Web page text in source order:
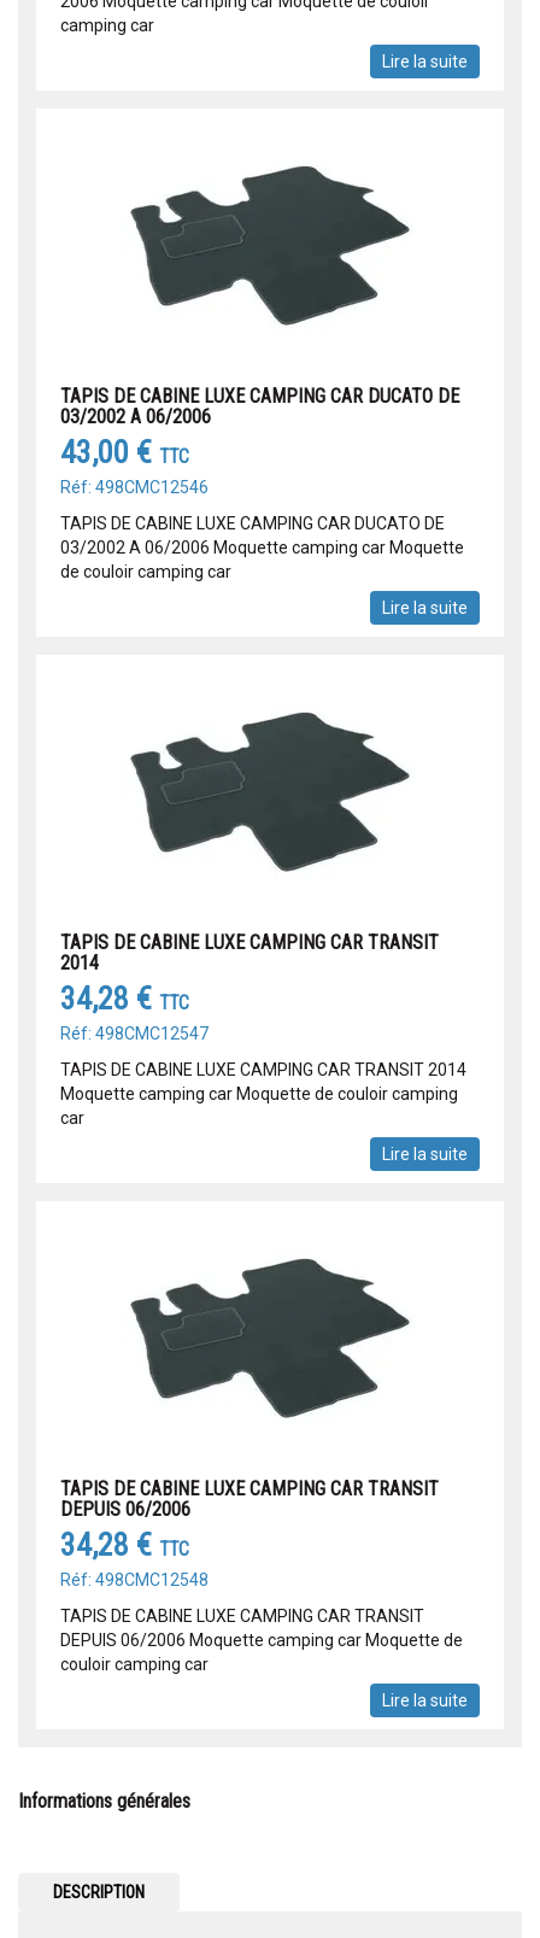
camping car
Lire la suite
TAPIS DE CABINE LUXE CAMPING CAR DUCATO DE
03/2002 A 06/2006
43,00 € TTC
Réf: 498CMC12546
TAPIS DE CABINE LUXE CAMPING CAR DUCATO DE
03/2002 A 06/2006 Moquette camping car Moquette
de couloir camping car
Lire la suite
TAPIS DE CABINE LUXE CAMPING CAR TRANSIT
2014
34,28 € TTC
Réf: 498CMC12547
TAPIS DE CABINE LUXE CAMPING CAR TRANSIT 2014
Moquette camping car Moquette de couloir camping
car
Lire la suite
TAPIS DE CABINE LUXE CAMPING CAR TRANSIT
DEPUIS 06/2006
34,28 € TTC
Réf: 498CMC12548
TAPIS DE CABINE LUXE CAMPING CAR TRANSIT
DEPUIS 06/2006 Moquette camping car Moquette de
couloir camping car
Lire la suite
Informations générales
DESCRIPTION